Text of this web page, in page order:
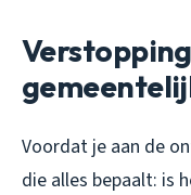
Voordat je aan de
die alles bepaalt: is